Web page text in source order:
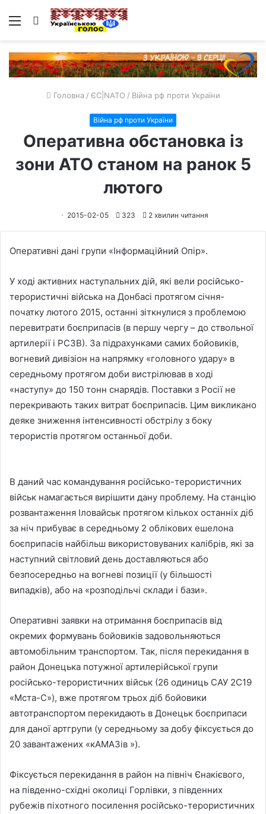
Меню Пошук
Головна / ЄС|NATO / Війна рф проти України
Війна рф проти України
Оперативна обстановка із
зони АТО станом на ранок 5
лютого
2015-02-05 323 2 хвилин читання
Оперативні дані групи «Інформаційний Опір».
У ході активних наступальних дій, які вели російсько-
терористичні війська на Донбасі протягом січня-
початку лютого 2015, останні зіткнулися з проблемою
перевитрати боєприпасів (в першу чергу – до ствольної
артилерії і РСЗВ). За підрахунками самих бойовиків,
вогневий дивізіон на напрямку «головного удару» в
середньому протягом доби вистрілював в ході
«наступу» до 150 тонн снарядів. Поставки з Росії не
перекривають таких витрат боєприпасів. Цим викликано
деяке зниження інтенсивності обстрілу з боку
терористів протягом останньої доби.
В даний час командування російсько-терористичних
військ намагається вирішити дану проблему. На станцію
розвантаження Іловайськ протягом кількох останніх діб
за ніч прибуває в середньому 2 облікових ешелона
боєприпасів найбільш використовуваних калібрів, які за
наступний світловий день доставляються або
безпосередньо на вогневі позиції (у більшості
випадків), або на «розподільчі склади і бази».
Оперативні заявки на отримання боєприпасів від
окремих формувань бойовиків задовольняються
автомобільним транспортом. Так, після перекидання в
район Донецька потужної артилерійської групи
російсько-терористичних військ (26 одиниць САУ 2С19
«Мста-С»), вже протягом трьох діб бойовики
автотранспортом перекидають в Донецьк боєприпаси
для даної артгрупи (у середньому за добу фіксується до
20 завантажених «кАМАЗів »).
Фіксується перекидання в район на північ Єнакієвого,
на південно-східні околиці Горлівки, з південних
рубежів піхотного посилення російсько-терористичних